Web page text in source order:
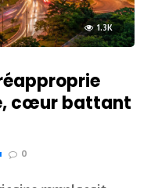
1.3K
cœur battant
0